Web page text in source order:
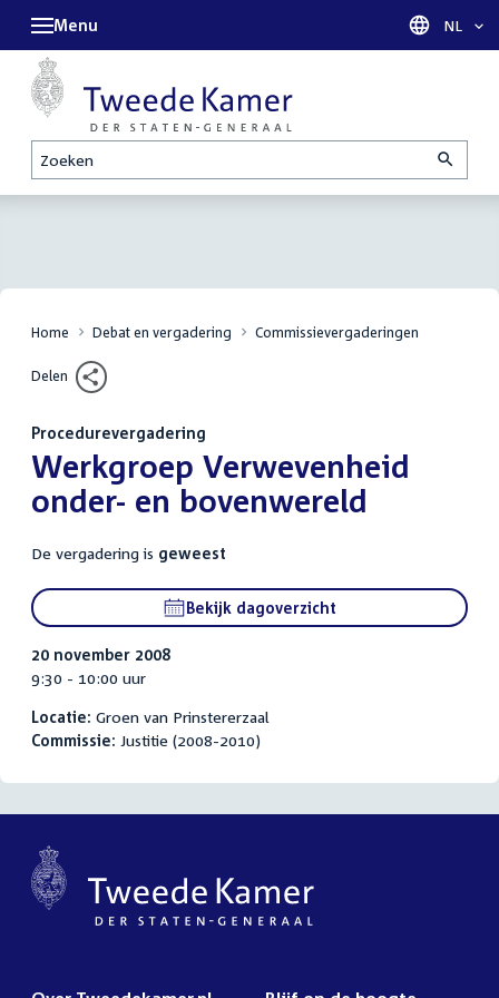
Zoeken
Menu Taal
NL
Home Debat en vergadering Commissievergaderingen
Delen
Procedurevergadering
:Werkgroep Verwevenheid
onder- en bovenwereld
De vergadering is geweest
Bekijk dagoverzicht
20 november 2008
9:30 - 10:00 uur
Locatie: Groen van Prinstererzaal
Commissie: Justitie (2008-2010)